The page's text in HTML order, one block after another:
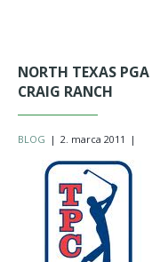
NORTH TEXAS
CRAIG RANCH
BLOG | 2. marca 2011 |